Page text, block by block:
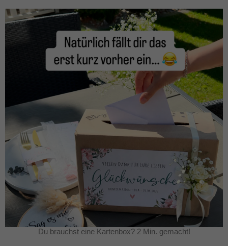
Du brauchst eine Kartenbox? 2 Min. gemacht!